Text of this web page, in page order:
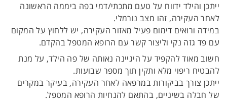
ייתכן והילד ידווח על טעם מתכתי/דמי בפה ביממה הראשונה
לאחר העקירה, זהו מצב נורמלי.
במידה ורואים דימום פעיל מאזור העקירה, יש ללחוץ על המקום
עם פד גזה נקי וליצור קשר עם הרופא המטפל בהקדם.
חשוב מאוד להקפיד על היגיינה נאותה של פה הילד, על מנת
להבטיח ריפוי מלא ותקין תוך מספר שבועות.
ייתכן צורך בביקורות במרפאה לאחר העקירה, בעיקר במקרים
של חבלה בשיניים, בהתאם להנחיות הרופא המטפל.